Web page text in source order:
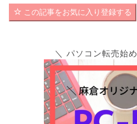
この記事をお気に入り登録する
＼ パソコン転売始